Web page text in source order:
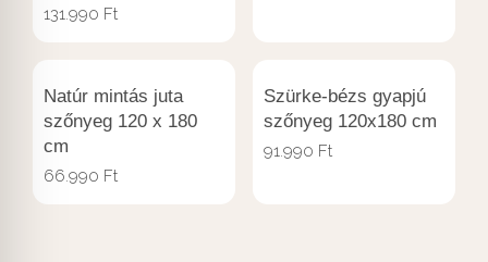
131.990 Ft
Natúr mintás juta
szőnyeg 120 x 180
cm
66.990 Ft
Szürke-bézs gyapjú
szőnyeg 120x180 cm
91.990 Ft